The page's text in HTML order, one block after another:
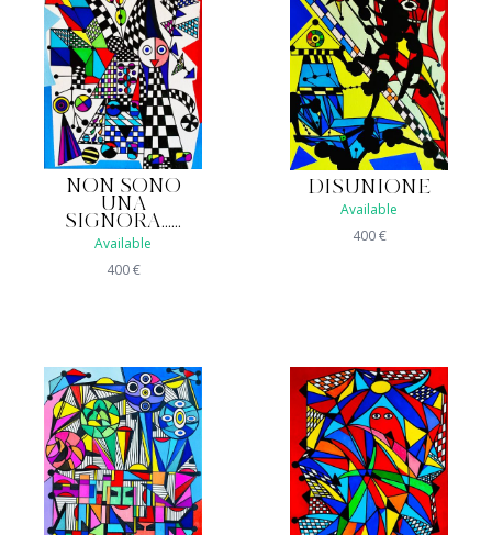
NON SONO
UNA
SIGNORA......
Available
400€
DISUNIONE
Available
400€